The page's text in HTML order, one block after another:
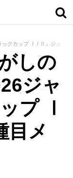
ックカップ Ⅰ / Ⅱ』ジュニ
しの
ジャ
プ Ⅰ
目メ